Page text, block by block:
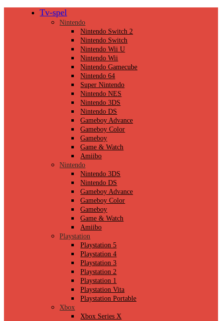
Tv-spel
Nintendo
Nintendo Switch 2
Nintendo Switch
Nintendo Wii U
Nintendo Wii
Nintendo Gamecube
Nintendo 64
Super Nintendo
Nintendo NES
Nintendo 3DS
Nintendo DS
Gameboy Advance
Gameboy Color
Gameboy
Game & Watch
Amiibo
Nintendo
Nintendo 3DS
Nintendo DS
Gameboy Advance
Gameboy Color
Gameboy
Game & Watch
Amiibo
Playstation
Playstation 5
Playstation 4
Playstation 3
Playstation 2
Playstation 1
Playstation Vita
Playstation Portable
Xbox
Xbox Series X